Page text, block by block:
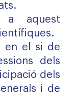
a aquest
en el si de
dels
dels
i de